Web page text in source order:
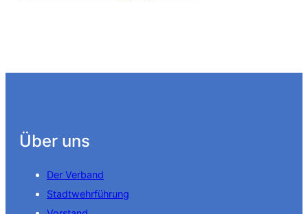
Über uns
Der Verband
Stadtwehrführung